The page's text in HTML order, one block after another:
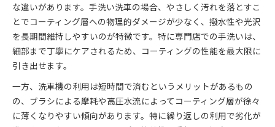
な違いがあります。手洗い洗車の場合、やさしく汚れを落とすこ
とでコーティング層への物理的ダメージが少なく、撥水性や光沢
を長期間維持しやすいのが特徴です。特に専門店での手洗いは、
細部まで丁寧にケアされるため、コーティングの性能を最大限に
引き出せます。
一方、洗車機の利用は短時間で済むというメリットがあるもの
の、ブラシによる摩耗や高圧水流によってコーティング層が徐々
に薄くなりやすい傾向があります。特に繰り返しの利用で劣化が